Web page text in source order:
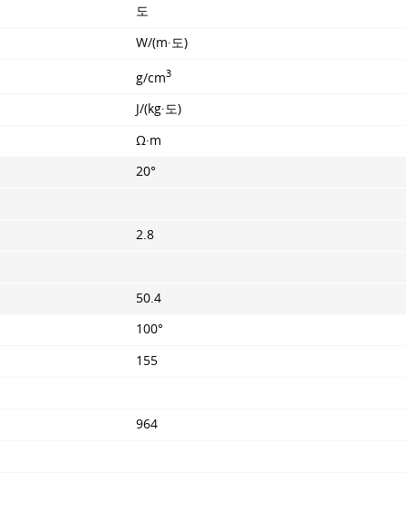
도
W/(m·도)
g/cm3
J/(kg·도)
Ω·m
20°
2.8
50.4
100°
155
964